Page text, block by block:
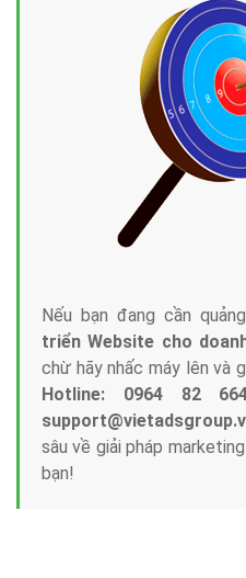
Nếu bạn đang cần
triển Website cho
chừ hãy nhấc máy lên và
Hotline: 0964 82
sâu về giải pháp
bạn!